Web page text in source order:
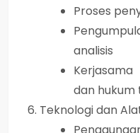
Proses
analisis
dan hukum
Teknologi dan